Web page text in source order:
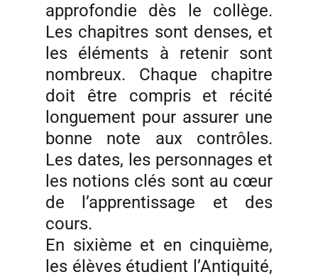
approfondie dès le collège.
Les chapitres sont denses, et
les éléments à retenir sont
nombreux. Chaque chapitre
doit être compris et récité
longuement pour assurer une
bonne note aux contrôles.
Les dates, les personnages et
les notions clés sont au cœur
de l’apprentissage et des
cours.
En sixième et en cinquième,
les élèves étudient l’Antiquité,